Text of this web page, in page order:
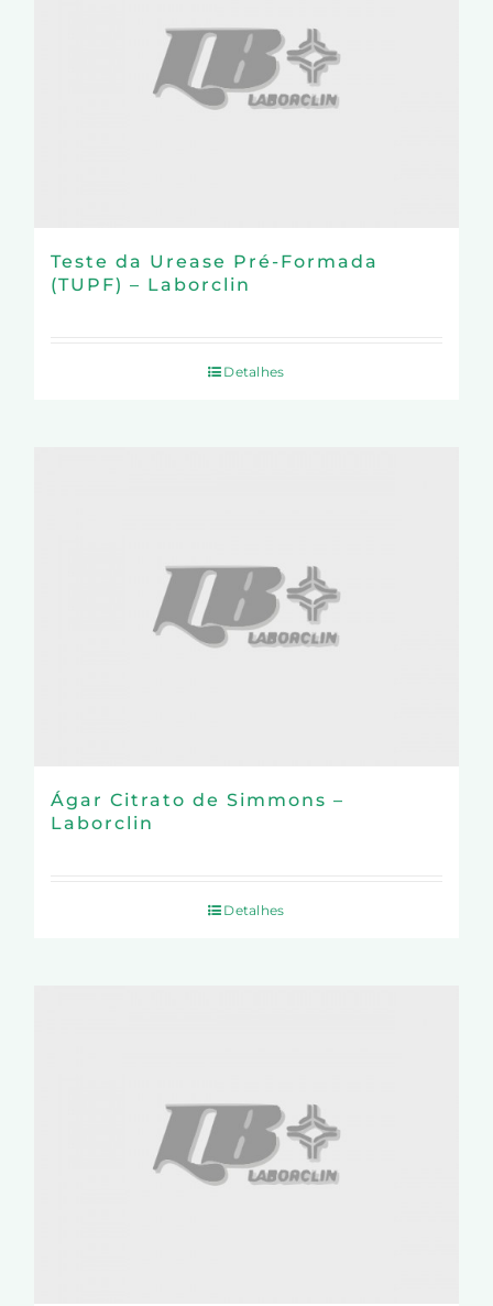
Teste da Urease Pré-Formada
(TUPF) – Laborclin
Detalhes
Ágar Citrato de Simmons –
Laborclin
Detalhes